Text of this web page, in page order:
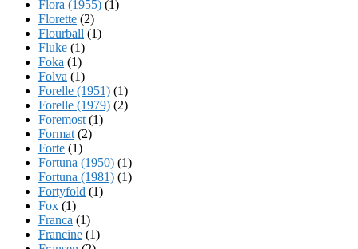
Flora (1955) (1)
Florette (2)
Flourball (1)
Fluke (1)
Foka (1)
Folva (1)
Forelle (1951) (1)
Forelle (1979) (2)
Foremost (1)
Format (2)
Forte (1)
Fortuna (1950) (1)
Fortuna (1981) (1)
Fortyfold (1)
Fox (1)
Franca (1)
Francine (1)